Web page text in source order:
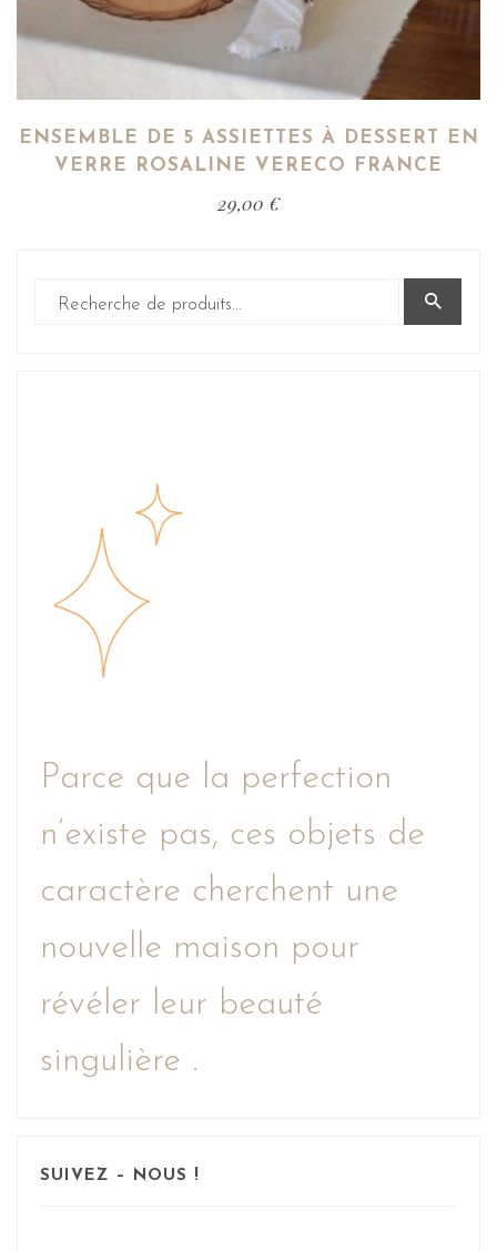
ENSEMBLE DE 5 ASSIETTES À DESSERT EN
VERRE ROSALINE VERECO FRANCE
29,00 €
Parce que la perfection
n’existe pas, ces objets de
caractère cherchent une
nouvelle maison pour
révéler leur beauté
singulière .
SUIVEZ – NOUS !